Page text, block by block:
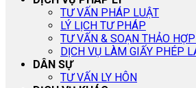
TƯ VẤN PHÁP LUẬT
LÝ LỊCH TƯ PHÁP
TƯ VẤN & SOẠN THẢO
DỊCH VỤ LÀM GIẤY PHÉP
DÂN SỰ
TƯ VẤN LY HÔN